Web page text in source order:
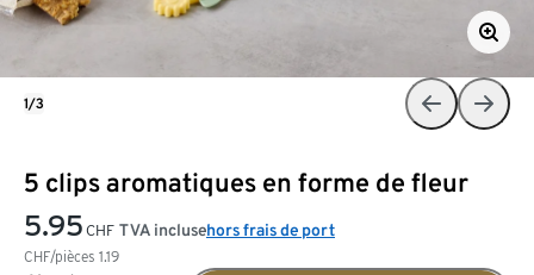
5 clips aromatiques en forme de fleur
5.95 CHF
CHF/pièces 1.19
TVA inclusehors frais de port
1/3